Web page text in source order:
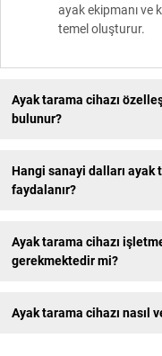
ayak ekipmanı ve
temel oluşturur.
Ayak tarama cihazı
bulunur?
Hangi sanayi dalları ayak
faydalanır?
Ayak tarama cihazı
gerekmektedir mi?
Ayak tarama cihazı nasıl